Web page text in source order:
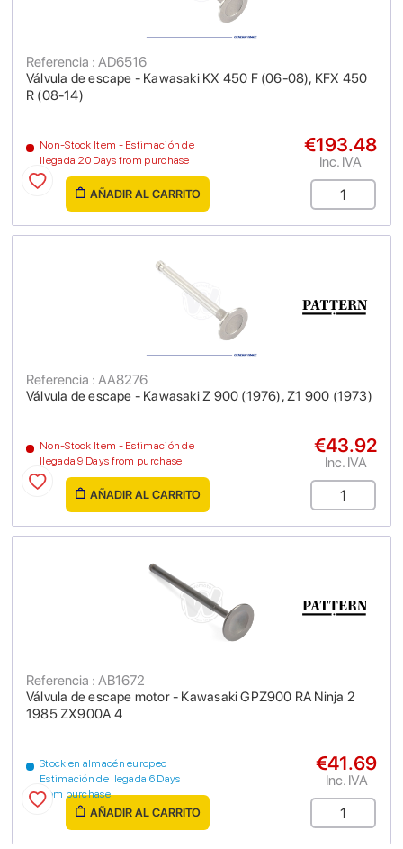
Válvula de escape - Kawasaki KX 450 F (06-08), KFX 450
R (08-14)
Referencia : AD6516
Non-Stock Item - Estimación de
llegada 20 Days from purchase
€193.48
Inc. IVA
AÑADIR AL CARRITO
Válvula de escape - Kawasaki Z 900 (1976), Z1 900 (1973)
Referencia : AA8276
Non-Stock Item - Estimación de
llegada 9 Days from purchase
€43.92
Inc. IVA
AÑADIR AL CARRITO
Válvula de escape motor - Kawasaki GPZ900 RA Ninja 2
1985 ZX900A 4
Referencia : AB1672
Stock en almacén europeo
Estimación de llegada 6 Days
from purchase
€41.69
Inc. IVA
AÑADIR AL CARRITO